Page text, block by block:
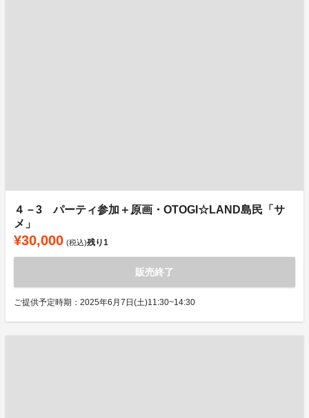
４－3 パーティ参加＋原画・OTOGI☆LAND島民「サ
メ」
¥30,000 (税込)残り1
販売終了
ご提供予定時期：2025年6月7日(土)11:30~14:30